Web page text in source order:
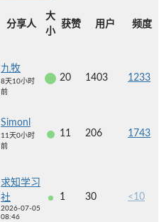
分享人
大
小
获赞 用户 频度
九牧
8天10小时
前
20 1403 1233
Simonl
11天0小时
前
11 206 1743
求知学习
社
2026-07-05
08:46
1 30 <10